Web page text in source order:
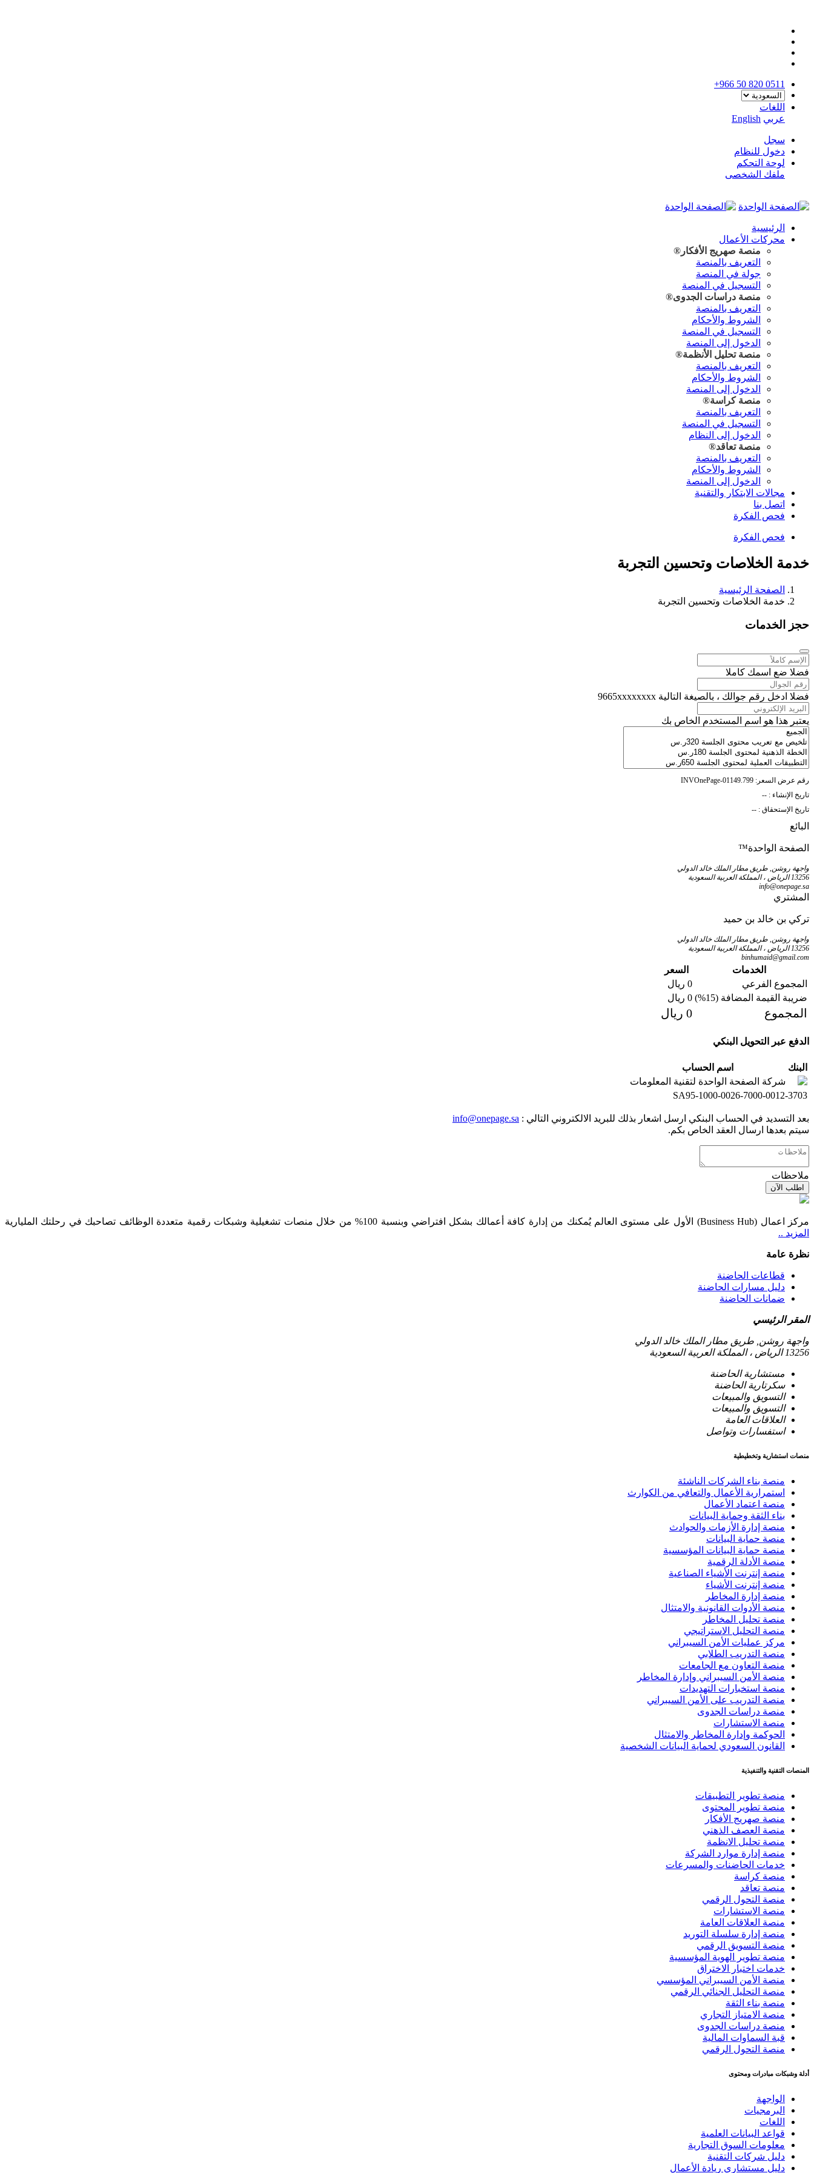
+966 50 820 0511
اللغات
عربي English
سجل
دخول للنظام
لوحة التحكم
ملفك الشخصى
الرئيسية
محركات الأعمال
منصة صهريج الأفكار®
التعريف بالمنصة
جولة في المنصة
التسجيل في المنصة
منصة دراسات الجدوى®
التعريف بالمنصة
الشروط والأحكام
التسجيل في المنصة
الدخول إلى المنصة
منصة تحليل الأنظمة®
التعريف بالمنصة
الشروط والأحكام
الدخول إلى المنصة
منصةكراسة®
التعريف بالمنصة
التسجيل في المنصة
الدخول إلى النظام
منصة تعاقد®
التعريف بالمنصة
الشروط والأحكام
الدخول إلى المنصة
مجالات الابتكار والتقنية
اتصل بنا
فحص الفكرة
فحص الفكرة
خدمة الخلاصات وتحسين التجربة
الصفحة الرئيسية
خدمة الخلاصات وتحسين التجربة
حجز الخدمات
فضلا ضع اسمك كاملا
فضلا ادخل رقم جوالك ، بالصيغة التالية 9665xxxxxxxx
يعتبر هذا هو اسم المستخدم الخاص بك
رقم عرض السعر:
تاريخ الإنشاء : --
تاريخ الإستحقاق : --
البائع
الصفحة الواحدة™
واجهة روشن, طريق مطار الملك خالد الدولي
13256 الرياض ، المملكة العربية السعودية
info@onepage.sa
المشتري
تركي بن خالد بن حميد
واجهة روشن, طريق مطار الملك خالد الدولي
13256 الرياض ، المملكة العربية السعودية
binhumaid@gmail.com
الخدمات
السعر
المجموع الفرعي
0 ريال
ضريبة القيمة المضافة (15%)
0 ريال
المجموع 0 ريال
الدفع عبر التحويل البنكي
البنك
اسم الحساب
شركة الصفحة الواحدة لتقنية المعلومات
SA95-1000-0026-7000-0012-3703
بعد التسديد في الحساب البنكي ارسل اشعار بذلك للبريد الالكتروني التالي : info@onepage.sa
سيتم بعدها ارسال العقد الخاص بكم.
ملاحظات
اطلب الآن
مركز اعمال (Business Hub) الأول على مستوى العالم يُمكنك من إدارة كافة أعمالك بشكل افتراضي وبنسبة 100% من خلال منصات تشغيلية وشبكات رقمية متعددة الوظائف تصاحبك في رحلتك المليارية
المزيد ..
نظرة عامة
قطاعات الحاضنة
دليل مسارات الحاضنة
ضمانات الحاضنة
المقر الرئيسي
واجهة روشن, طريق مطار الملك خالد الدولي
13256 الرياض ، المملكة العربية السعودية
مستشارية الحاضنة
سكرتارية الحاضنة
التسويق والمبيعات
التسويق والمبيعات
العلاقات العامة
استفسارات وتواصل
منصات استشارية وتخطيطية
منصة بناء الشركات الناشئة
استمرارية الأعمال والتعافي من الكوارث
منصة اعتماد الأعمال
بناء الثقة وحماية البيانات
منصة إدارة الأزمات والحوادث
منصة حماية البيانات
منصة حماية البيانات المؤسسية
منصة الأدلة الرقمية
منصة إنترنت الأشياء الصناعية
منصة إنترنت الأشياء
منصة إدارة المخاطر
منصة الأدوات القانونية والامتثال
منصة تحليل المخاطر
منصة التحليل الاستراتيجي
مركز عمليات الأمن السيبراني
منصة التدريب الطلابي
منصة التعاون مع الجامعات
منصة الأمن السيبراني وإدارة المخاطر
منصة استخبارات التهديدات
منصة التدريب على الأمن السيبراني
منصة دراسات الجدوى
منصة الاستشارات
الحوكمة وإدارة المخاطر والامتثال
القانون السعودي لحماية البيانات الشخصية
المنصات التقنية والتنفيذية
منصة تطوير التطبيقات
منصة تطوير المحتوى
منصة صهريج الأفكار
منصة العصف الذهني
منصة تحليل الانظمة
منصة إدارة موارد الشركة
خدمات الحاضنات والمسرعات
منصة كراسة
منصة تعاقد
منصة التحول الرقمي
منصة الاستشارات
منصة العلاقات العامة
منصة إدارة سلسلة التوريد
منصة التسويق الرقمي
منصة تطوير الهوية المؤسسية
خدمات اختبار الاختراق
منصة الأمن السيبراني المؤسسي
منصة التحليل الجنائي الرقمي
منصة بناء الثقة
منصة الامتياز التجاري
منصة دراسات الجدوى
قبة السماوات المالية
منصة التحول الرقمي
أدلة وشبكات مبادرات ومحتوى
الواجهة
البرمجيات
اللغات
قواعد البيانات العلمية
معلومات السوق التجارية
دليل شركات التقنية
دليل مستشاري ريادة الأعمال